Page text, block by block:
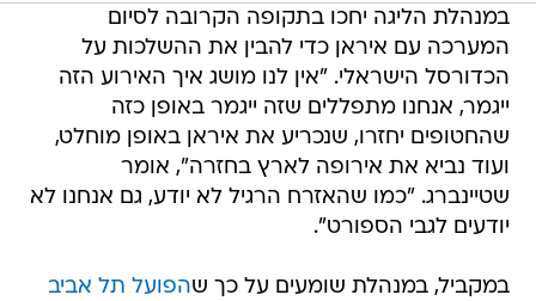
במנהלת הליגה יחכו בתקופה הקרובה לסיום
המערכה עם איראן כדי להבין את ההשלכות על
הכדורסל הישראלי. "אין לנו מושג איך האירוע הזה
ייגמר, אנחנו מתפללים שזה ייגמר באופן כזה
שהחטופים יחזרו, שנכריע את איראן באופן מוחלט,
ועוד נביא את אירופה לארץ בחזרה", אומר
שטיינברג. "כמו שהאזרח הרגיל לא יודע, גם אנחנו לא
יודעים לגבי הספורט".
במקביל, במנהלת שומעים על כך שהפועל תל אביב